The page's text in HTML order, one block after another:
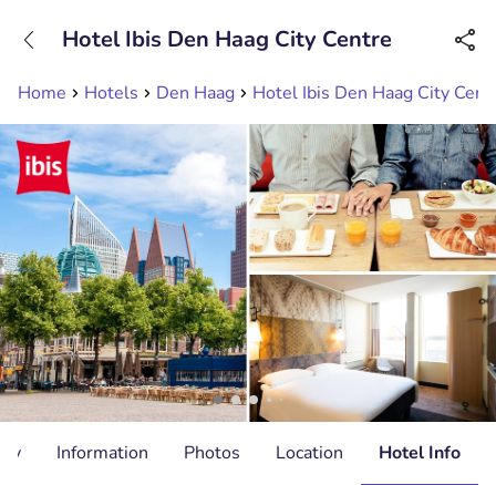
Available until 23:00
Home Hotels Den Haag Hotel Ibis Den Haag City
Hotel Ibis Den Haag City Centre
Information Photos Location Hotel Info